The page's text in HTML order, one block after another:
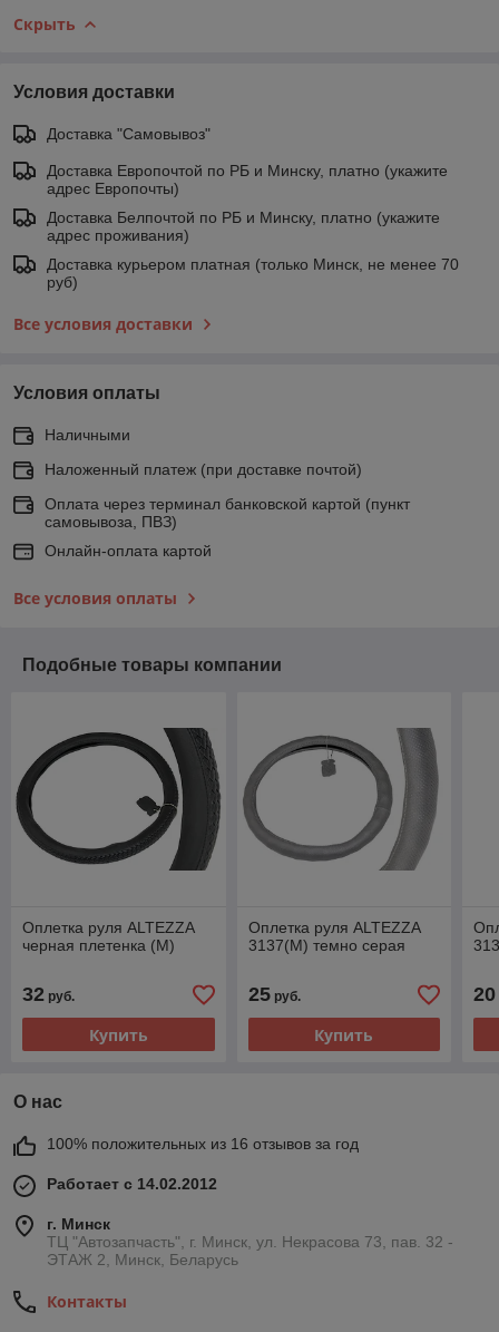
Скрыть
Условия доставки
Доставка "Самовывоз"
Доставка Европочтой по РБ и Минску, платно (укажите
адрес Европочты)
Доставка Белпочтой по РБ и Минску, платно (укажите
адрес проживания)
Доставка курьером платная (только Минск, не менее 70
руб)
Все условия доставки
Условия оплаты
Наличными
Наложенный платеж (при доставке почтой)
Оплата через терминал банковской картой (пункт
самовывоза, ПВЗ)
Онлайн-оплата картой
Все условия оплаты
Подобные товары компании
Оплетка руля ALTEZZA
черная плетенка (M)
32 руб.
Купить
Оплетка руля ALTEZZA
3137(M) темно серая
25руб.
Купить
20
О нас
100% положительных из 16 отзывов за год
Работает с 14.02.2012
г. Минск
ТЦ "Автозапчасть", г. Минск, ул. Некрасова 73, пав. 32 -
ЭТАЖ 2, Минск, Беларусь
Контакты